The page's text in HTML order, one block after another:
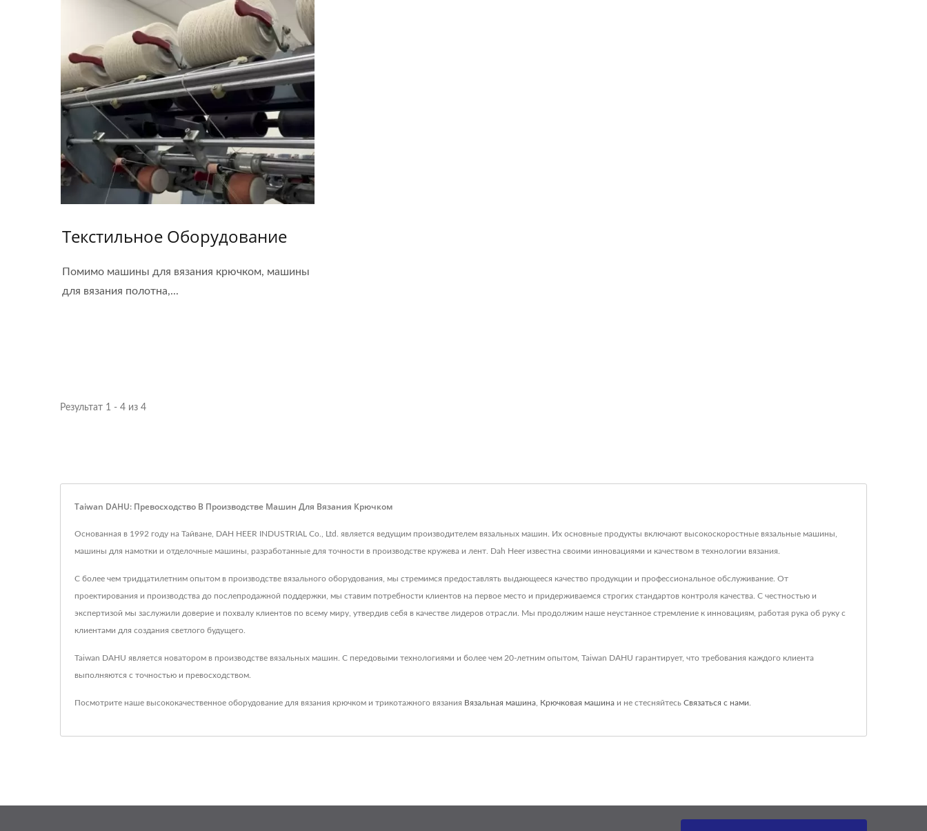
Текстильное Оборудование
Помимо машины для вязания крючком, машины
для вязания полотна,...
Результат 1 - 4 из 4
Taiwan DAHU: Превосходство В Производстве Машин Для Вязания Крючком
Основанная в 1992 году на Тайване, DAH HEER INDUSTRIAL Co., Ltd. является ведущим производителем вязальных машин. Их основные продукты включают высокоскоростные вязальные машины,
машины для намотки и отделочные машины, разработанные для точности в производстве кружева и лент. Dah Heer известна своими инновациями и качеством в технологии вязания.
С более чем тридцатилетним опытом в производстве вязального оборудования, мы стремимся предоставлять выдающееся качество продукции и профессиональное обслуживание. От
проектирования и производства до послепродажной поддержки, мы ставим потребности клиентов на первое место и придерживаемся строгих стандартов контроля качества. С честностью и
экспертизой мы заслужили доверие и похвалу клиентов по всему миру, утвердив себя в качестве лидеров отрасли. Мы продолжим наше неустанное стремление к инновациям, работая рука об руку с
клиентами для создания светлого будущего.
Taiwan DAHU является новатором в производстве вязальных машин. С передовыми технологиями и более чем 20-летним опытом, Taiwan DAHU гарантирует, что требования каждого клиента
выполняются с точностью и превосходством.
Посмотрите наше высококачественное оборудование для вязания крючком и трикотажного вязания Вязальная машина Крючковая машина и не стесняйтесь Связаться с нами